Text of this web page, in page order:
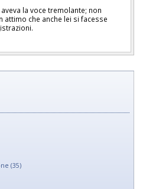
la voce tremolante; non
attimo che anche lei si facesse
(35)